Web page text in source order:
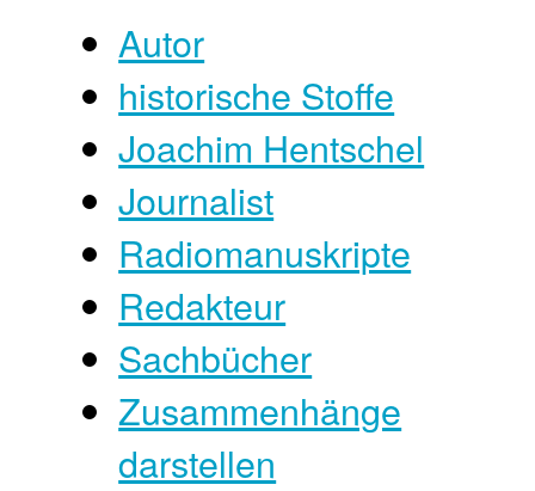
Autor
historische Stoffe
Joachim Hentschel
Journalist
Radiomanuskripte
Redakteur
Sachbücher
Zusammenhänge
darstellen